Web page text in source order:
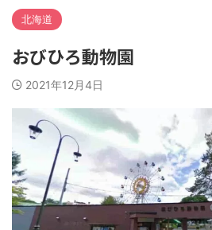
北海道
おびひろ動物園
2021年12月4日